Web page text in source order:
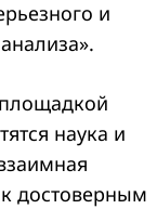
и
наука и
достоверным